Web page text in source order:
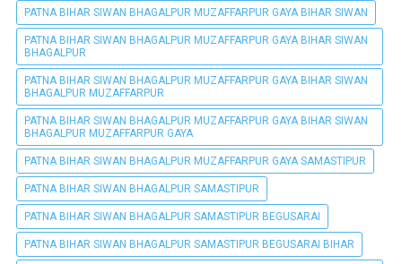
PATNA BIHAR SIWAN BHAGALPUR MUZAFFARPUR GAYA BIHAR SIWAN
PATNA BIHAR SIWAN BHAGALPUR MUZAFFARPUR GAYA BIHAR SIWAN
BHAGALPUR
PATNA BIHAR SIWAN BHAGALPUR MUZAFFARPUR GAYA BIHAR SIWAN
BHAGALPUR MUZAFFARPUR
PATNA BIHAR SIWAN BHAGALPUR MUZAFFARPUR GAYA BIHAR SIWAN
BHAGALPUR MUZAFFARPUR GAYA
PATNA BIHAR SIWAN BHAGALPUR MUZAFFARPUR GAYA SAMASTIPUR
PATNA BIHAR SIWAN BHAGALPUR SAMASTIPUR
PATNA BIHAR SIWAN BHAGALPUR SAMASTIPUR BEGUSARAI
PATNA BIHAR SIWAN BHAGALPUR SAMASTIPUR BEGUSARAI BIHAR